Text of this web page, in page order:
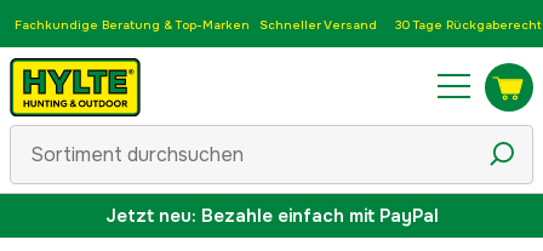
Fachkundige Beratung & Top-Marken Schneller Versand 30 Tage Rückgaberecht
Jetzt neu: Bezahle einfach mit PayPal